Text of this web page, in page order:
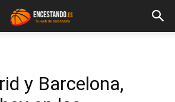
y Barcelona,